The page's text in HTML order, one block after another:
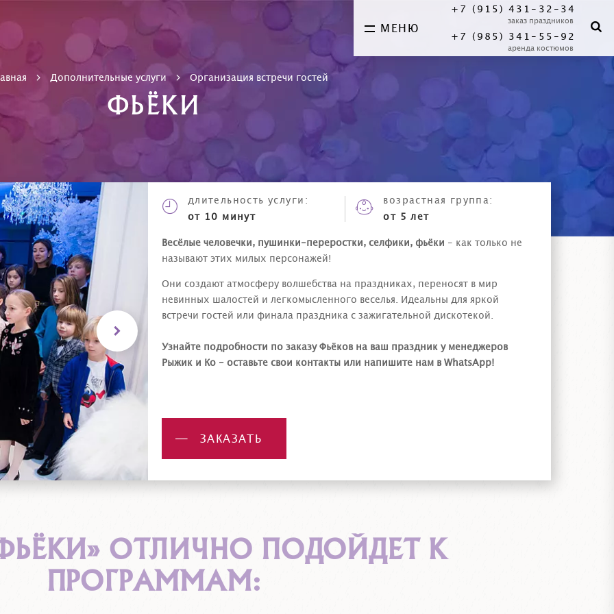
МЕНЮ
+7 (915) 431-32-34
заказ праздников
+7 (985) 341-55-92
аренда костюмов
Дополнительные услуги Организация встречи гостей
ФЬЁКИ
длительность услуги :
от 10 минут
возрастная группа:
от 5 лет
Весёлые человечки, пушинки-переростки, селфики, фьёки - как только не
называют этих милых персонажей!
Они создают атмосферу волшебства на праздниках, переносят в мир
невинных шалостей и легкомысленного веселья. Идеальны для яркой
встречи гостей или финала праздника с зажигательной дискотекой.
Узнайте подробности по заказу Фьёков на ваш праздник у менеджеров
Рыжик и Ко - оставьте свои контакты или напишите нам в WhatsApp!
ЗАКАЗАТЬ
ОТЛИЧНО ПОДОЙДЕТ К
ПРОГРАММАМ: